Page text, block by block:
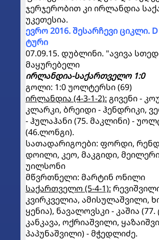
ჯერჯერობით კი ირლანდია
უკეთესია.
ევრო 2016. შესარჩევი ციკლი.
ტური
07.09.15. დუბლინი. "ავივა
მაყურებელი
ირლანდია-საქართველო 1:0
გოლი: 1:0 უოლტერსი (69)
ირლანდია (4-3-1-2): გივენი -
კლარკი, ბრეიდი - ჰენდრიკი,
- ჰულაჰანი (75. მაკლინი) -
(46.ლონგი).
სათადარიგოები: ფორდი,
დოილი, კეო, მაკგიდი,
უილსონი
მწვრთნელი: მარტინ ონილი
საქართველო (5-4-1):
კვირკველია, ამისულაშვილი,
ყენია), ნავალოვსკი - კაშია (77.
კანკავა, ოქრიაშვილი,
პაპუნაშვილი) - მჭედლიძე.